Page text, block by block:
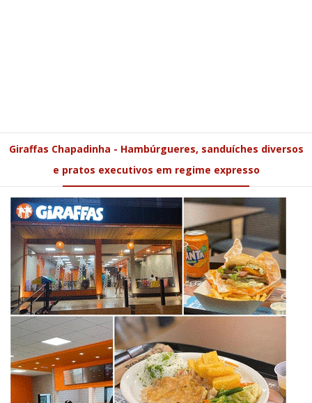
Giraffas Chapadinha - Hambúrgueres, sanduíches diversos
e pratos executivos em regime expresso